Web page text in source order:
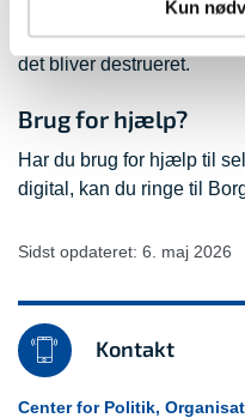
Kun
Dit nye pas vil ligge i
det bliver destrueret.
Brug for hjælp?
Har du brug for hjælp til
digital, kan du ringe til
Sidst opdateret: 6. maj 2026
Kontakt
Center for Politik,